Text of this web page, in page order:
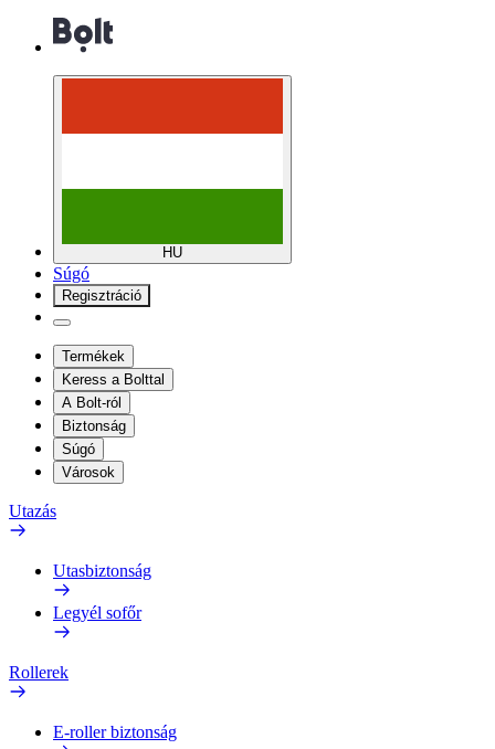
HU
Súgó
Regisztráció
Termékek
Keress a Bolttal
A Bolt-ról
Biztonság
Súgó
Városok
Utazás
Utasbiztonság
Legyél sofőr
Rollerek
E-roller biztonság